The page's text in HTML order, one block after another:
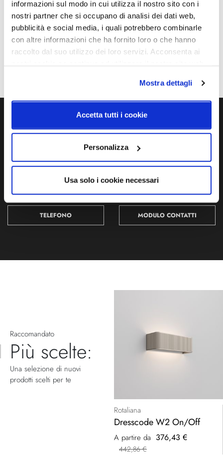
informazioni sul modo in cui utilizza il nostro sito con i
nostri partner che si occupano di analisi dei dati web,
pubblicità e social media, i quali potrebbero combinarle
con altre informazioni che ha fornito loro o che hanno
raccolto dal suo utilizzo dei loro servizi. Acconsenta ai
Mostra dettagli
Accetta tutti i cookie
Personalizza
Usa solo i cookie necessari
Potenza e attacco
16W - 2700K / 3000K -
1600Lm - CRI90 - 220-240V
Dimmerazione
Dimmerabile
Classe energetica
A++, A+, A
Ti servono maggiori informazioni?
Contattaci via Chat, via telefono allo + 39 039 9909099 oppure
EMAIL WHATSAPP
TELEFONO MODULO CONTATTI
Raccomandato
Più scelte:
Una selezione di nuovi
prodotti scelti per te
Rotaliana
Dresscode W2 On/Off
A partire da 376,43 €
442,86 €